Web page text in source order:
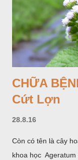
CHỮA
Cứt Lợn
28.8.16
Còn có tên là cây
khoa học